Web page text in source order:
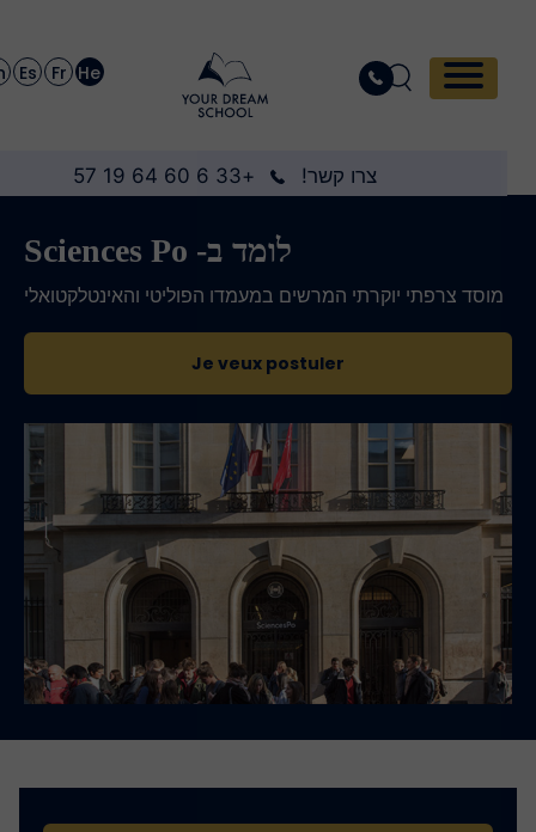
Fr
Es
En
צרו קשר! +33 6 60 64 19 57
לומד ב- Sciences Po
מוסד צרפתי יוקרתי המרשים במעמדו הפוליטי והאינטלקטואלי
Je veux postuler